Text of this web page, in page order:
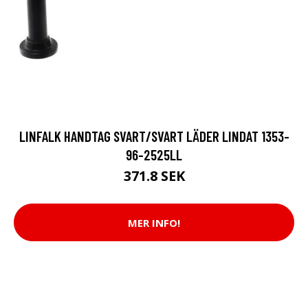
LINFALK HANDTAG SVART/SVART LÄDER LINDAT 1353-
96-2525LL
371.8 SEK
MER INFO!